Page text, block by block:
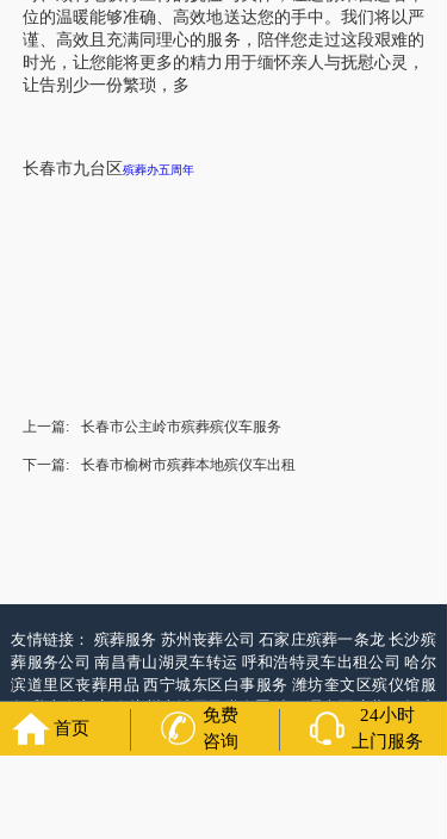
位的温暖能够准确、高效地送达您的手中。我们将以严
谨、高效且充满同理心的服务，陪伴您走过这段艰难的
时光，让您能将更多的精力用于缅怀亲人与抚慰心灵，
让告别少一份繁琐，多
长春市九台区殡葬办五周年
上一篇: 长春市公主岭市殡葬殡仪车服务
下一篇: 长春市榆树市殡葬本地殡仪车出租
友情链接： 殡葬服务 苏州丧葬公司石家庄殡葬一条龙长沙殡
葬服务公司南昌青山湖灵车转运 呼和浩特灵车出租公司哈尔
滨道里区丧葬用品西宁城东区白事服务潍坊奎文区殡仪馆服
务乳山寿衣店铺杭州上城区灵堂布置沈阳浑南区殡葬平台中
国墓地网中国非急救转运网网站建设 中国殡葬一条龙网 中国
救护车网葬花店葬花服务网
首页
免费
咨询
24小时
上门服务